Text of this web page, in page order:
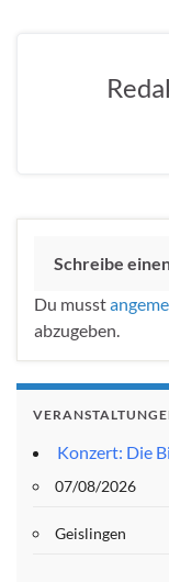
Schreibe
Du musst
abzugeben.
Konzert: Die
07/08/2026
Geislingen